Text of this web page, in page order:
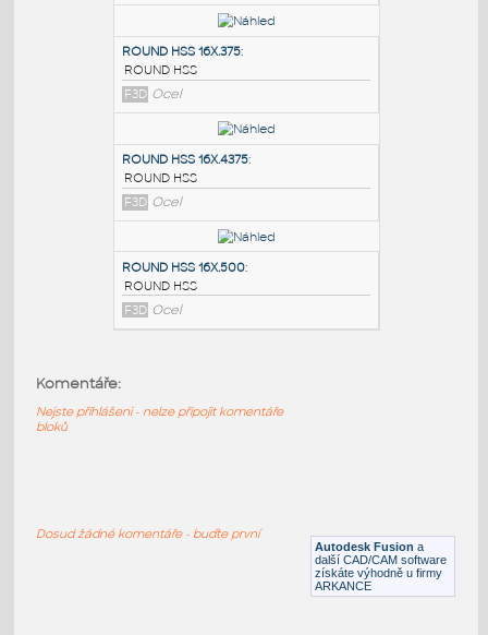
PODOBNÉ BLOKY:
ROUND HSS 16X.3125
ROUND HSS
F3D Ocel
ROUND HSS 16X.375
ROUND HSS
F3D Ocel
F3D Ocel
F3D Ocel Autodesk Fusion a
další CAD/CAM software
získáte výhodně u firmy
ARKANCE
Komentáře:
Nejste přihlášeni - nelze připojit komentáře
bloků
Dosud žádné komentáře - buďte první